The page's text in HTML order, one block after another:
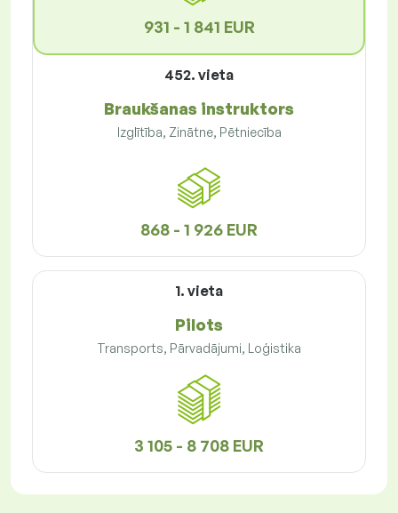
931 - 1 841 EUR
452. vieta
Braukšanas instruktors
Izglītība, Zinātne, Pētniecība
868 - 1 926 EUR
1. vieta
Pilots
Transports, Pārvadājumi, Loģistika
3 105 - 8 708 EUR